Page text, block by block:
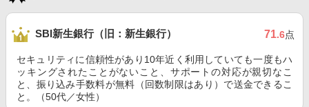
SBI新生銀行（旧：新生銀行） 71.6点
セキュリティに信頼性があり10年近く利用していても一度もハ
ッキングされたことがないこと、サポートの対応が親切なこ
と、振り込み手数料が無料（回数制限はあり）で送金できるこ
と。（50代／女性）